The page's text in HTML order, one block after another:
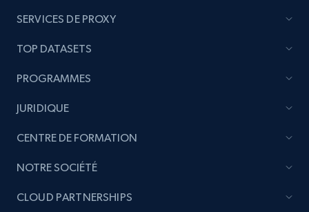
SERVICES DE PROXY
TOP DATASETS
PROGRAMMES
JURIDIQUE
CENTRE DE FORMATION
NOTRE SOCIÉTÉ
CLOUD PARTNERSHIPS